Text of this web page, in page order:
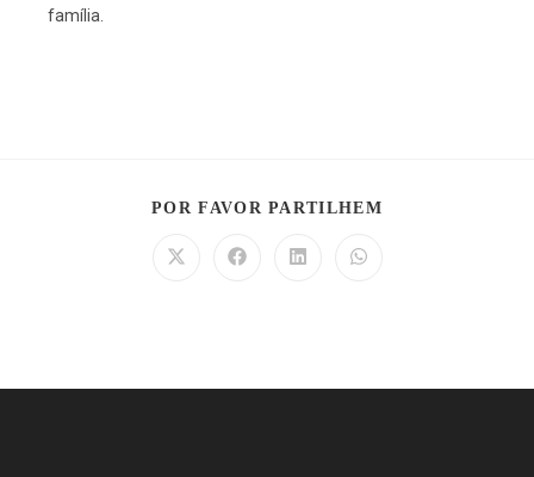
família.
POR FAVOR PARTILHEM